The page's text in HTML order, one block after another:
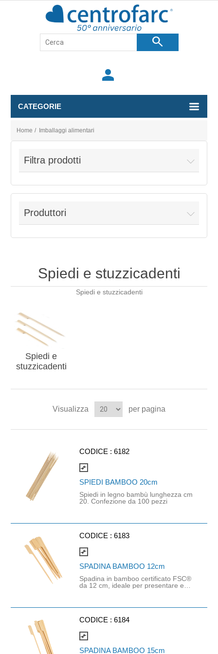
search
person
CATEGORIE
Home / Imballaggi alimentari
Filtra prodotti
Produttori
Spiedi e stuzzicadenti
Spiedi e stuzzicadenti
Spiedi e
stuzzicadenti
Visualizza per pagina
CODICE :6182
compare_arrows
SPIEDI BAMBOO 20cm
Spiedi in legno bambù lunghezza cm
20. Confezione da 100 pezzi
CODICE :6183
compare_arrows
SPADINA BAMBOO 12cm
Spadina in bamboo certificato FSC®
da 12 cm, ideale per presentare e
e antipasti in modo pratico ed
naturale proveniente da foreste
certificate FSC®, è resistente,
leggera e adatta al contatto con gli
alimenti. Grazie alla sua punta affilata
CODICE :6184
compare_arrows
SPADINA BAMBOO 15cm